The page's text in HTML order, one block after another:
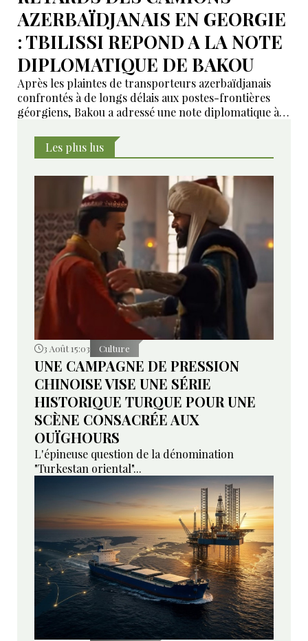
AZERBAÏDJANAIS EN GEORGIE
: TBILISSI REPOND A LA NOTE
DIPLOMATIQUE DE BAKOU
Après les plaintes de transporteurs azerbaïdjanais
confrontés à de longs délais aux postes-frontières
géorgiens, Bakou a adressé une note diplomatique à
affirme avoir transmis la demande aux autorités
compétentes et annoncé des mesures pour examiner
Les plus lus
3 Août 15:03 Culture
UNE CAMPAGNE DE PRESSION
CHINOISE VISE UNE SÉRIE
HISTORIQUE TURQUE POUR UNE
SCÈNE CONSACRÉE AUX
OUÏGHOURS
L'épineuse question de la dénomination
"Turkestan oriental"...